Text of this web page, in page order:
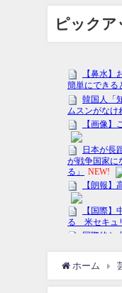
ピック
ホーム